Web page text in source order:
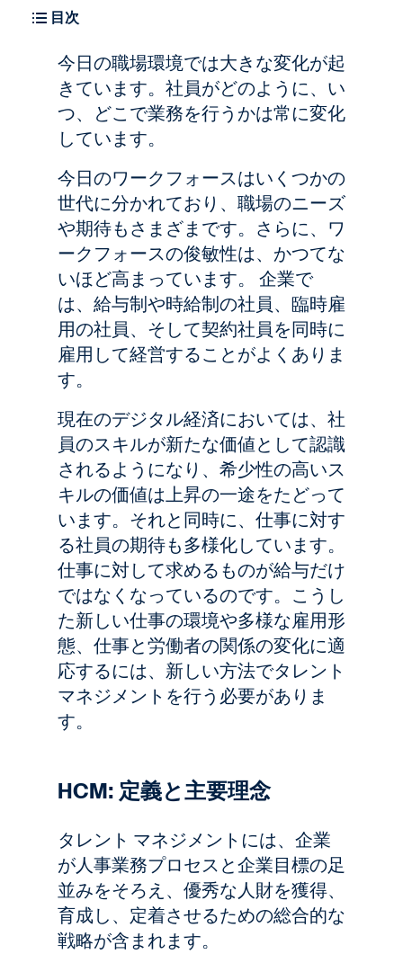
目次
今日の職場環境では大きな変化が起
きています。社員がどのように、い
つ、どこで業務を行うかは常に変化
しています。
今日のワークフォースはいくつかの
世代に分かれており、職場のニーズ
や期待もさまざまです。さらに、ワ
ークフォースの俊敏性は、かつてな
いほど高まっています。 企業で
は、給与制や時給制の社員、臨時雇
用の社員、そして契約社員を同時に
雇用して経営することがよくありま
す。
現在のデジタル経済においては、社
員のスキルが新たな価値として認識
されるようになり、希少性の高いス
キルの価値は上昇の一途をたどって
います。それと同時に、仕事に対す
る社員の期待も多様化しています。
仕事に対して求めるものが給与だけ
ではなくなっているのです。こうし
た新しい仕事の環境や多様な雇用形
態、仕事と労働者の関係の変化に適
応するには、新しい方法でタレント
マネジメントを行う必要がありま
す。
HCM: 定義と主要理念
タレント マネジメントには、企業
が人事業務プロセスと企業目標の足
並みをそろえ、優秀な人財を獲得、
育成し、定着させるための総合的な
戦略が含まれます。